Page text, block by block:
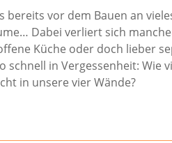
bereits vor dem Bauen an
Dabei verliert sich
Küche oder doch lieber
schnell in Vergessenheit: Wie
in unsere vier Wände?